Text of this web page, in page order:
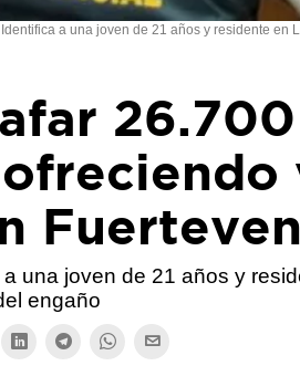
a una joven de 21 años y residente en
26.700
una joven de 21 años y
engaño